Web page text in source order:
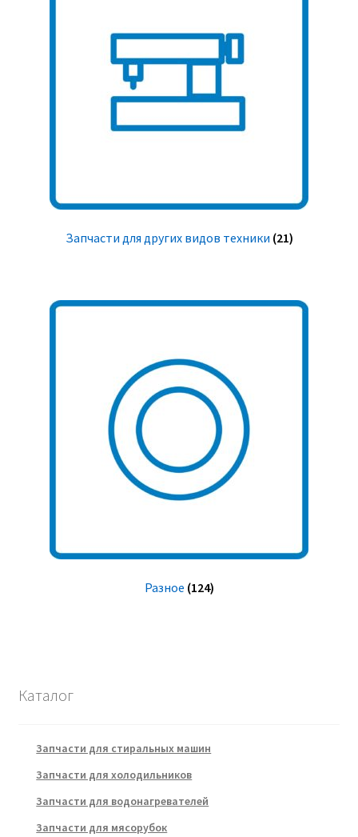
Запчасти для других видов техники (21)
Разное (124)
Каталог
Запчасти для стиральных машин
Запчасти для холодильников
Запчасти для водонагревателей
Запчасти для мясорубок